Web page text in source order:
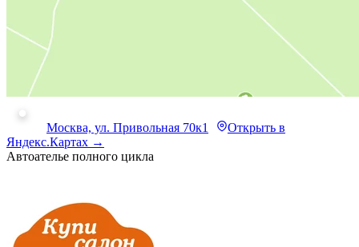
Москва, ул. Привольная 70к1
Открыть в
Яндекс.Картах →
Автоателье полного цикла